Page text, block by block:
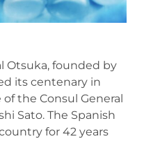
Otsuka, founded by
its centenary in
the Consul General
Sato. The Spanish
for 42 years